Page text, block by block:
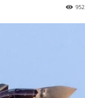
952